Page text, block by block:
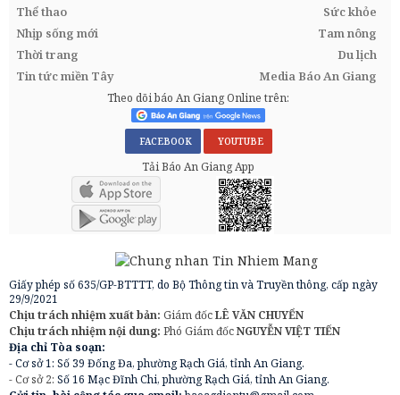
Thể thao
Sức khỏe
Nhịp sống mới
Tam nông
Thời trang
Du lịch
Tin tức miền Tây
Media Báo An Giang
Theo dõi báo An Giang Online trên:
FACEBOOK YOUTUBE
Tải Báo An Giang App
Giấy phép số 635/GP-BTTTT, do Bộ Thông tin và Truyền thông, cấp ngày
29/9/2021
Chịu trách nhiệm xuất bản: Giám đốcLÊ VĂN CHUYỂN
Chịu trách nhiệm nội dung: Phó Giám đốcNGUYỄN VIỆT TIẾN
Địa chỉ Tòa soạn:
- Cơ sở 1: Số 39 Đống Đa, phường Rạch Giá, tỉnh An Giang.
- Cơ sở 2: Số 16 Mạc Đĩnh Chi, phường Rạch Giá, tỉnh An Giang.